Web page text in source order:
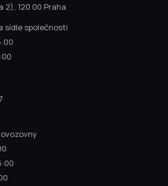
2), 120 00 Praha
sídle společnosti